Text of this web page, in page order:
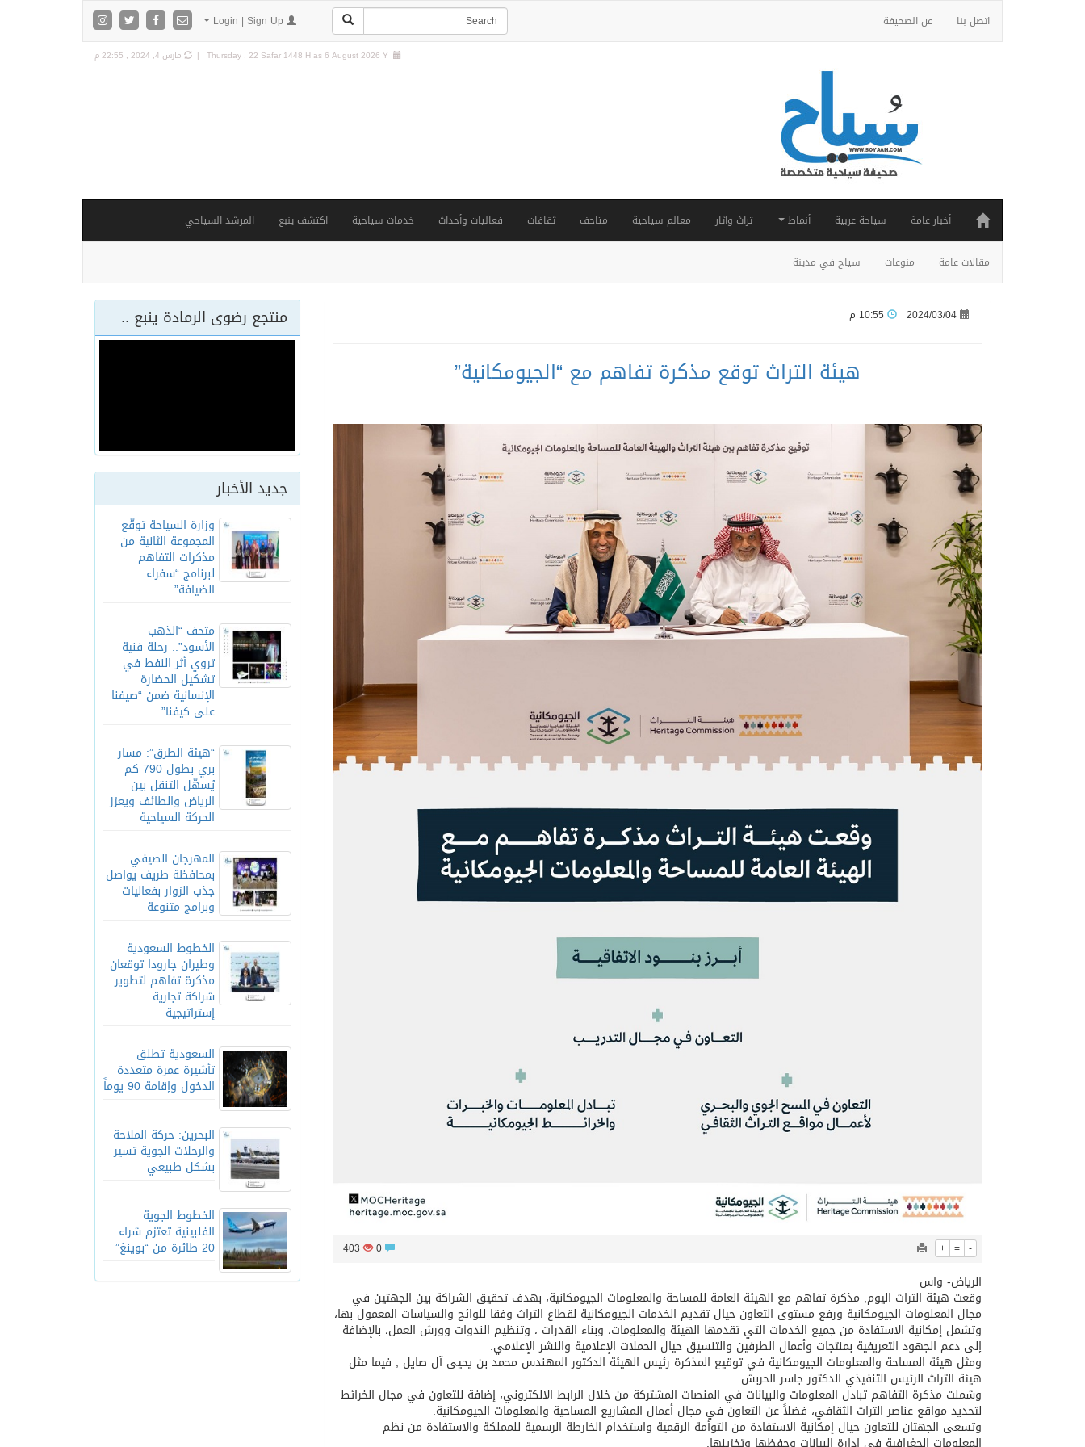
اتصل بنا عن الصحيفة
Thursday , 22 Safar 1448 H as6 August 2026 Y | مارس 4, 2024 , 22:55 م
أخبار عامة سياحة عربية أنماط تراث واثار معالم سياحية متاحف ثقافات فعاليات وأحداث خدمات سياحية اكتشف ينبع المرشد السياحي
مقالات عامة منوعات سياح في مدينة
منتجع رضوى الرمادة ينبع ..
جديد الأخبار
وزارة السياحة توقّع
المجموعة الثانية من
مذكرات التفاهم
لبرنامج “سفراء
الضيافة”
متحف “الذهب
الأسود”.. رحلة فنية
تروي أثر النفط في
تشكيل الحضارة
الإنسانية ضمن “صيفنا
على كيفنا”
“هيئة الطرق”: مسار
بري بطول 790 كم
يُسهّل التنقل بين
الرياض والطائف ويعزز
الحركة السياحية
المهرجان الصيفي
بمحافظة طريف يواصل
جذب الزوار بفعاليات
وبرامج متنوعة
الخطوط السعودية
وطيران جارودا توقعان
مذكرة تفاهم لتطوير
شراكة تجارية
إستراتيجية
السعودية تطلق
تأشيرة عمرة متعددة
الدخول وإقامة 90 يوماً
البحرين: حركة الملاحة
والرحلات الجوية تسير
بشكل طبيعي
الخطوط الجوية
الفلبينية تعتزم شراء
20 طائرة من “بوينغ”
2024/03/04
هيئة التراث توقع مذكرة تفاهم مع “الجيومكانية”
+ = -
403
الرياض- واس
وقعت هيئة التراث اليوم, مذكرة تفاهم مع الهيئة العامة للمساحة والمعلومات الجيومكانية، بهدف تحقيق الشراكة بين الجهتين في
مجال المعلومات الجيومكانية ورفع مستوى التعاون حيال تقديم الخدمات الجيومكانية لقطاع التراث وفقا للوائح والسياسات المعمول بها،
وتشمل إمكانية الاستفادة من جميع الخدمات التي تقدمها الهيئة والمعلومات، وبناء القدرات ، وتنظيم الندوات وورش العمل، بالإضافة
إلى دعم الجهود التعريفية بمنتجات وأعمال الطرفين والتنسيق حيال الحملات الإعلامية والنشر الإعلامي.
ومثل هيئة المساحة والمعلومات الجيومكانية في توقيع المذكرة رئيس الهيئة الدكتور المهندس محمد بن يحيى آل صايل , فيما مثل
هيئة التراث الرئيس التنفيذي الدكتور جاسر الحربش.
وشملت مذكرة التفاهم تبادل المعلومات والبيانات في المنصات المشتركة من خلال الرابط الالكتروني، إضافة للتعاون في مجال الخرائط
لتحديد مواقع عناصر التراث الثقافي، فضلاً عن التعاون في مجال أعمال المشاريع المساحية والمعلومات الجيومكانية.
وتسعى الجهتان للتعاون حيال إمكانية الاستفادة من التوأمة الرقمية واستخدام الخارطة الرسمية للمملكة والاستفادة من نظم